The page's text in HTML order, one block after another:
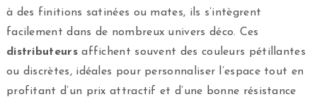
à des finitions satinées ou mates, ils s’intègrent
facilement dans de nombreux univers déco. Ces
distributeursaffichent souvent des couleurs pétillantes
ou discrètes, idéales pour personnaliser l’espace tout en
profitant d’un prix attractif et d’une bonne résistance